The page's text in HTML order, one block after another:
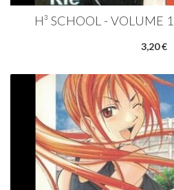
H³ SCHOOL - VOLUME
3,20 €